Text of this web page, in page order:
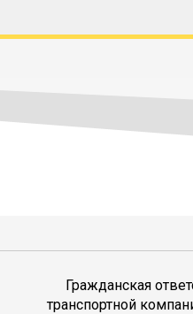
Гражданская
транспортной